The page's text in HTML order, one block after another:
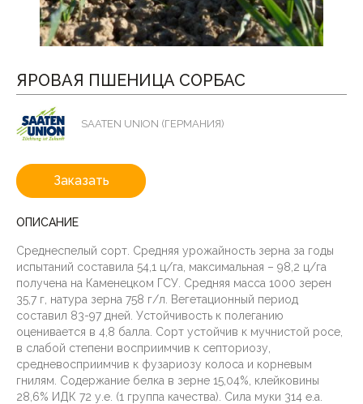
ЯРОВАЯ ПШЕНИЦА СОРБАС
SAATEN UNION (ГЕРМАНИЯ)
Заказать
ОПИСАНИЕ
Среднеспелый сорт. Средняя урожайность зерна за годы
испытаний составила 54,1 ц/га, максимальная – 98,2 ц/га
получена на Каменецком ГСУ. Средняя масса 1000 зерен
35,7 г, натура зерна 758 г/л. Вегетационный период
составил 83-97 дней. Устойчивость к полеганию
оценивается в 4,8 балла. Сорт устойчив к мучнистой росе,
в слабой степени восприимчив к септориозу,
средневосприимчив к фузариозу колоса и корневым
гнилям. Содержание белка в зерне 15,04%, клейковины
28,6% ИДК 72 у.е. (1 группа качества). Сила муки 314 е.а.